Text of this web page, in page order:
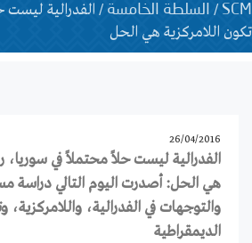
SCM
/ السلطة الخامسة / الفدرالية ليست
تكون اللامركزية هي الحل
26/04/2016
الفدرالية ليست حلاً محتملاً في سوريا،
هي الحل: أصدرت اليوم التالي دراسة
والتوجهات في الفدرالية، واللامركزية،
الديمقراطية